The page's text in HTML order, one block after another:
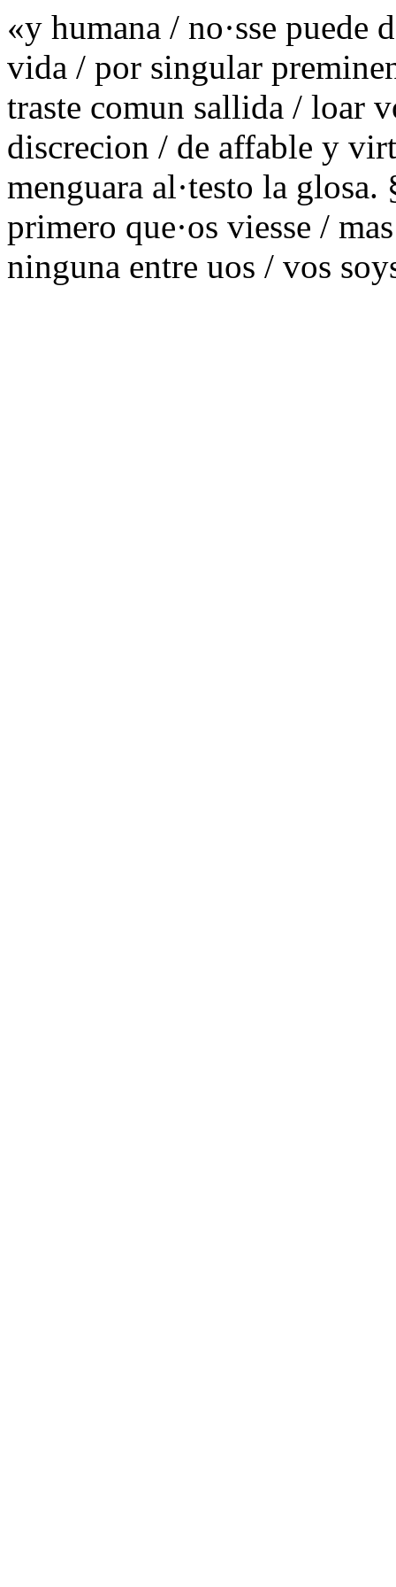
«y humana / no·sse puede
vida / por singular
traste comun sallida / loar
discrecion / de affable y
menguara al·testo la
primero que·os viesse /
ninguna entre uos / vos